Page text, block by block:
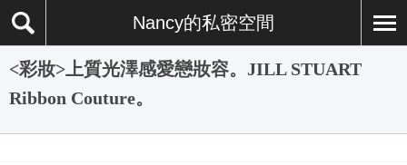
Nancy的私密空間
<彩妝>上質光澤感愛戀妝容。JILL STUART
Ribbon Couture。